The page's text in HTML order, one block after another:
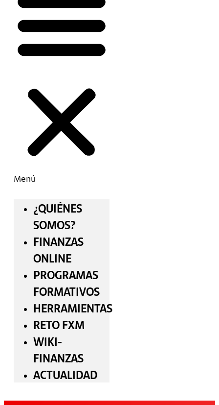
Menú
¿QUIÉNES
SOMOS?
FINANZAS
ONLINE
PROGRAMAS
FORMATIVOS
HERRAMIENTAS
RETO FXM
WIKI-
FINANZAS
ACTUALIDAD